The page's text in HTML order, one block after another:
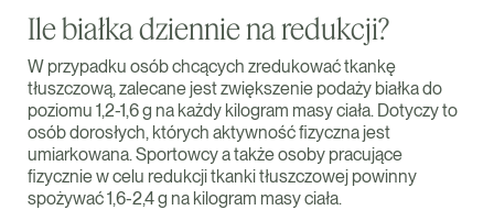
Ile białka dziennie na redukcji?
W przypadku osób chcących zredukować tkankę
tłuszczową, zalecane jest zwiększenie podaży białka do
poziomu 1,2-1,6 g na każdy kilogram masy ciała. Dotyczy to
osób dorosłych, których aktywność fizyczna jest
umiarkowana. Sportowcy a także osoby pracujące
fizycznie w celu redukcji tkanki tłuszczowej powinny
spożywać 1,6-2,4 g na kilogram masy ciała.